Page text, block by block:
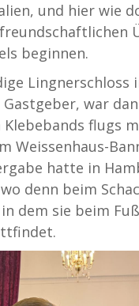
und hier wie
beginnen.
Lingnerschloss
war
flugs
Weissenhaus-
hatte in
denn beim
dem sie beim